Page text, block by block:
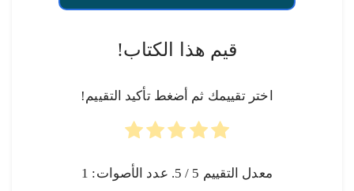
قيم هذا الكتاب!
اختر تقييمك ثم أضغط تأكيد التقييم!
معدل التقييم 5 / 5. عدد الأصوات: 1